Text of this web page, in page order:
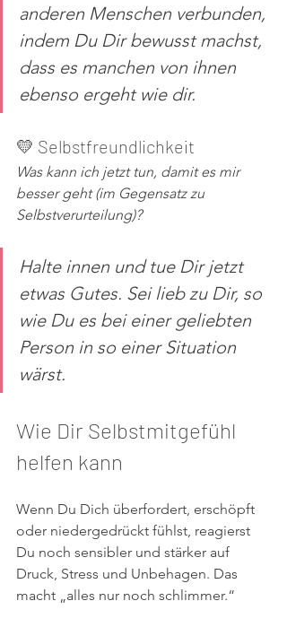
anderen Menschen verbunden,
indem Du Dir bewusst machst,
dass es manchen von ihnen
ebenso ergeht wie dir.
💛 Selbstfreundlichkeit
Was kann ich jetzt tun, damit es mir
besser geht (im Gegensatz zu
Selbstverurteilung)?
Halte innen und tue Dir jetzt
etwas Gutes. Sei lieb zu Dir, so
wie Du es bei einer geliebten
Person in so einer Situation
wärst.
Wie Dir Selbstmitgefühl
helfen kann
Wenn Du Dich überfordert, erschöpft
oder niedergedrückt fühlst, reagierst
Du noch sensibler und stärker auf
Druck, Stress und Unbehagen. Das
macht „alles nur noch schlimmer.“